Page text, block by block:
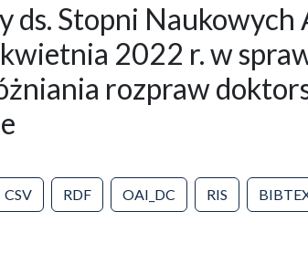
Stopni Naukowych
2022 r. w
rozpraw
CSV RDF OAI_DC RIS